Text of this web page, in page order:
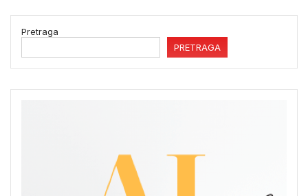
Pretraga
PRETRAGA